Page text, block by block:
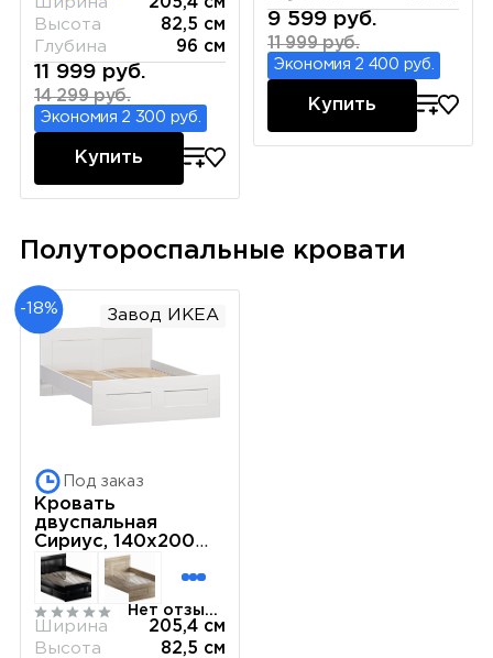
Высота
82,5 см
Глубина
96 см
11 999 руб.
14 299 руб.
Экономия 2 300 руб.
Купить
9 599 руб.
11 999 руб.
Экономия 2 400 руб.
Купить
Полутороспальные кровати
-18% Завод ИКЕА
Под заказ
Кровать
двуспальная
Сириус, 140х200
см, белая
Нет отзывов
Ширина
205,4 см
Высота
82,5 см